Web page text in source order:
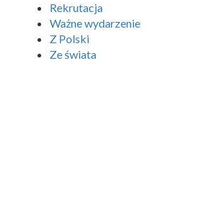
Rekrutacja
Ważne wydarzenie
Z Polski
Ze świata